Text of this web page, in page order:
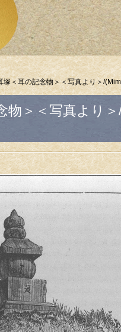
塚＜耳の記念物＞＜写真より＞/
物＞＜写真より